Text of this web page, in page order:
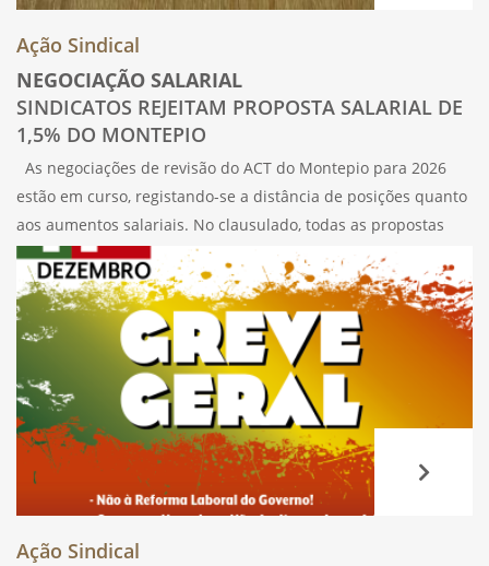
Ação Sindical
NEGOCIAÇÃO SALARIAL
SINDICATOS REJEITAM PROPOSTA SALARIAL DE
1,5% DO MONTEPIO
As negociações de revisão do ACT do Montepio para 2026
estão em curso, registando-se a distância de posições quanto
aos aumentos salariais. No clausulado, todas as propostas
sindicais foram recusadas. Após o cumprimento formal de
entrega da proposta
Ação Sindical